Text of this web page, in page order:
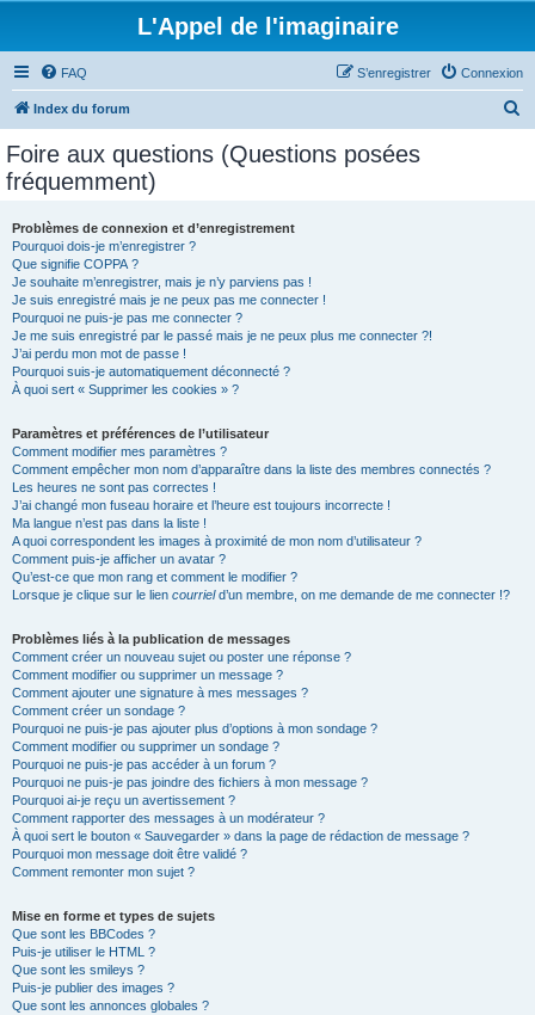
L'Appel de l'imaginaire
FAQ Connexion
S’enregistrer
Index du forum
Foire aux questions (Questions posées
fréquemment)
Problèmes de connexion et d’enregistrement
Pourquoi dois-je m’enregistrer ?
Que signifie COPPA ?
Je souhaite m’enregistrer, mais je n’y parviens pas !
Je suis enregistré mais je ne peux pas me connecter !
Pourquoi ne puis-je pas me connecter ?
Je me suis enregistré par le passé mais je ne peux plus me connecter ?!
J’ai perdu mon mot de passe !
Pourquoi suis-je automatiquement déconnecté ?
À quoi sert « Supprimer les cookies » ?
Paramètres et préférences de l’utilisateur
Comment modifier mes paramètres ?
Comment empêcher mon nom d’apparaître dans la liste des membres connectés ?
Les heures ne sont pas correctes !
J’ai changé mon fuseau horaire et l’heure est toujours incorrecte !
Ma langue n’est pas dans la liste !
A quoi correspondent les images à proximité de mon nom d’utilisateur ?
Comment puis-je afficher un avatar ?
Qu’est-ce que mon rang et comment le modifier ?
Lorsque je clique sur le lien courrield’un membre, on me demande de me connecter !?
Problèmes liés à la publication de messages
Comment créer un nouveau sujet ou poster une réponse ?
Comment modifier ou supprimer un message ?
Comment ajouter une signature à mes messages ?
Comment créer un sondage ?
Pourquoi ne puis-je pas ajouter plus d’options à mon sondage ?
Comment modifier ou supprimer un sondage ?
Pourquoi ne puis-je pas accéder à un forum ?
Pourquoi ne puis-je pas joindre des fichiers à mon message ?
Pourquoi ai-je reçu un avertissement ?
Comment rapporter des messages à un modérateur ?
À quoi sert le bouton « Sauvegarder » dans la page de rédaction de message ?
Pourquoi mon message doit être validé ?
Comment remonter mon sujet ?
Mise en forme et types de sujets
Que sont les BBCodes ?
Puis-je utiliser le HTML ?
Que sont les smileys ?
Puis-je publier des images ?
Que sont les annonces globales ?